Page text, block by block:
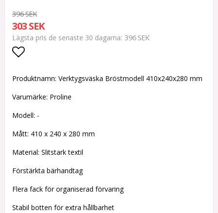
396 SEK
303 SEK
Lägsta pris de senaste 30 dagarna 396 SEK
Lägg till i favoritlistan
Produktnamn: Verktygsväska Bröstmodell 410x240x280 mm
Varumärke: Proline
Modell: -
Mått: 410 x 240 x 280 mm
Material: Slitstark textil
Förstärkta bärhandtag
Flera fack för organiserad förvaring
Stabil botten för extra hållbarhet